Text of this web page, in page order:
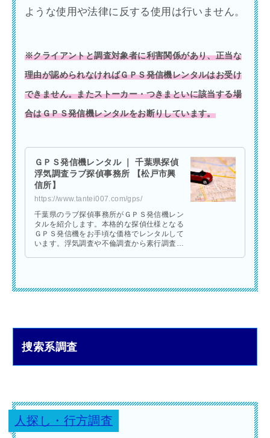
ような使用や法律に反する使用は行いません。
※クライアントと調査対象者に利害関係があり、正当な
理由が認められなければＧＰＳ発信機レンタルはお受け
できません。またストーカー・つきまといに該当する場
合はＧＰＳ発信機レンタルをお断りしています。
ＧＰＳ発信機レンタル ｜ 千葉県探偵
浮気調査ラブ探偵事務所 【松戸市興
信所】
https://www.tantei007.com/gps/
千葉県のラブ探偵事務所がＧＰＳ発信機レン
タルを紹介します。本格的な探偵仕様となる
ＧＰＳ発信機をお手頃な価格でレンタルして
います。浮気調査や不倫調査から素行調査や
捜索系調査
人探し・行方調査